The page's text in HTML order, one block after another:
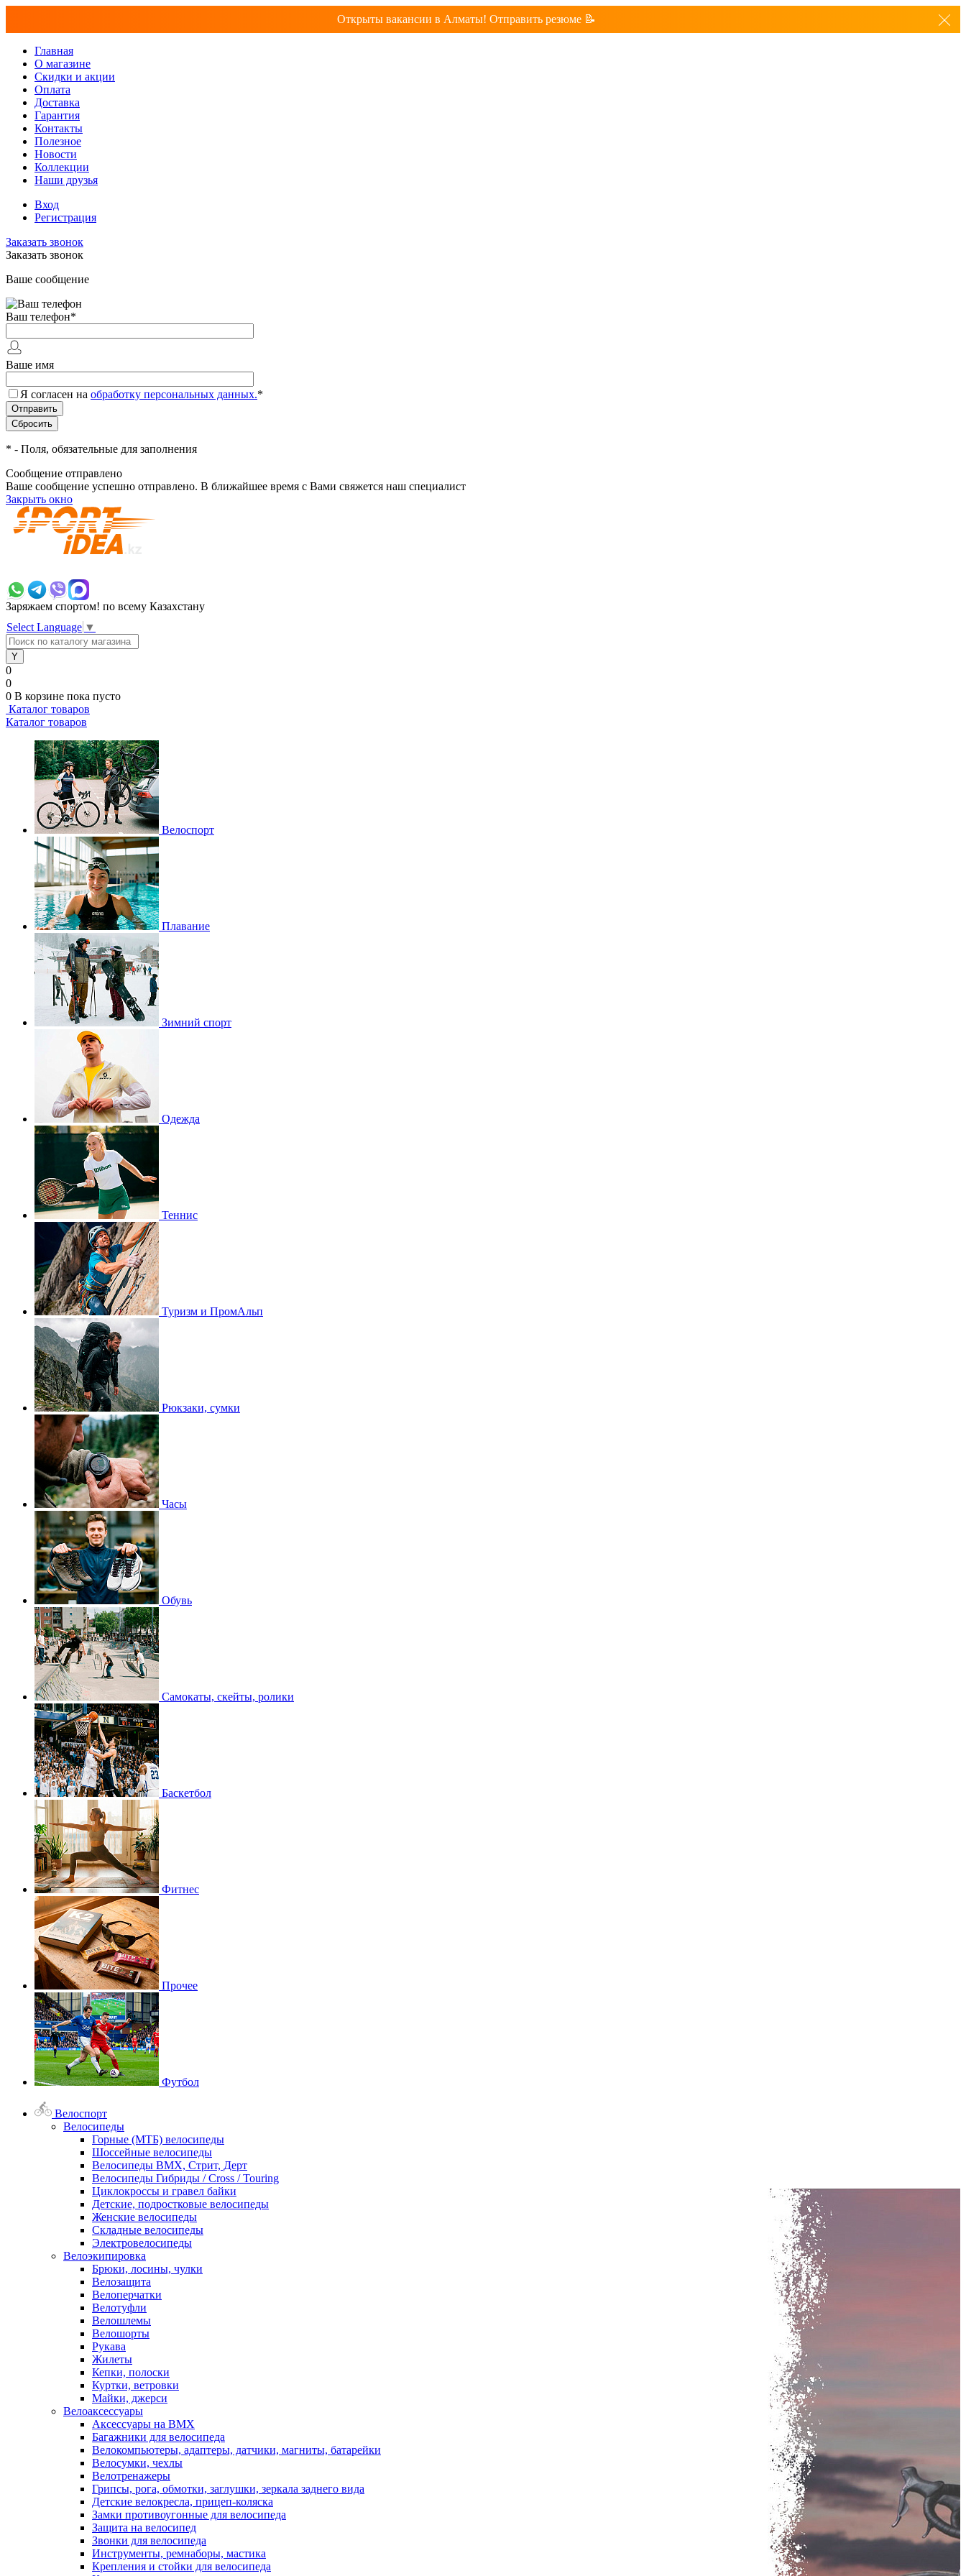
Открыты вакансии в Алматы! Отправить резюме 📝
Главная
О магазине
Скидки и акции
Оплата
Доставка
Гарантия
Контакты
Полезное
Новости
Коллекции
Наши друзья
Вход
Регистрация
Заказать звонок
Заказать звонок
Ваше сообщение
Ваш телефон*
Ваше имя
Я согласен на обработку персональных данных.*
* - Поля, обязательные для заполнения
Сообщение отправлено
Ваше сообщение успешно отправлено. В ближайшее время с Вами свяжется наш специалист
Закрыть окно
Заряжаем спортом! по всему Казахстану
Select Language ▼
0
0
0 В корзине пока пусто
Каталог товаров
Каталог товаров
Велоспорт
Плавание
Зимний спорт
Одежда
Теннис
Туризм и ПромАльп
Рюкзаки, сумки
Часы
Обувь
Самокаты, скейты, ролики
Баскетбол
Фитнес
Прочее
Футбол
Велоспорт
Велосипеды
Горные (МТБ) велосипеды
Шоссейные велосипеды
Велосипеды BMX, Стрит, Дерт
Велосипеды Гибриды / Cross / Touring
Циклокроссы и гравел байки
Детские, подростковые велосипеды
Женские велосипеды
Складные велосипеды
Электровелосипеды
Велоэкипировка
Брюки, лосины, чулки
Велозащита
Велоперчатки
Велотуфли
Велошлемы
Велошорты
Рукава
Жилеты
Кепки, полоски
Куртки, ветровки
Майки, джерси
Велоаксессуары
Аксессуары на BMX
Багажники для велосипеда
Велокомпьютеры, адаптеры, датчики, магниты, батарейки
Велосумки, чехлы
Велотренажеры
Грипсы, рога, обмотки, заглушки, зеркала заднего вида
Детские велокресла, прицеп-коляска
Замки противоугонные для велосипеда
Защита на велосипед
Звонки для велосипеда
Инструменты, ремнаборы, мастика
Крепления и стойки для велосипеда